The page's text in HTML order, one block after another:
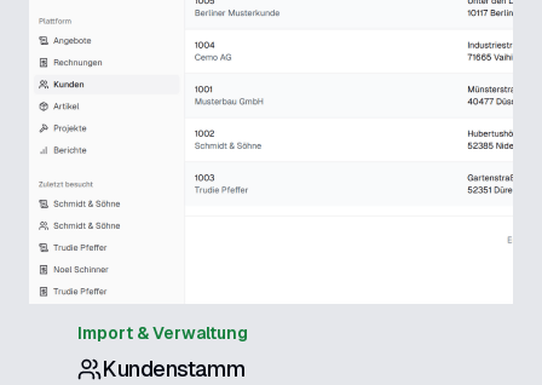
Import & Verwaltung
Kundenstamm